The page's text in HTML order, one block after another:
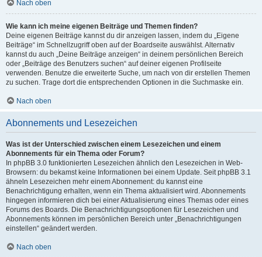
Nach oben
Wie kann ich meine eigenen Beiträge und Themen finden?
Deine eigenen Beiträge kannst du dir anzeigen lassen, indem du „Eigene
Beiträge“ im Schnellzugriff oben auf der Boardseite auswählst. Alternativ
kannst du auch „Deine Beiträge anzeigen“ in deinem persönlichen Bereich
oder „Beiträge des Benutzers suchen“ auf deiner eigenen Profilseite
verwenden. Benutze die erweiterte Suche, um nach von dir erstellen Themen
zu suchen. Trage dort die entsprechenden Optionen in die Suchmaske ein.
Nach oben
Abonnements und Lesezeichen
Was ist der Unterschied zwischen einem Lesezeichen und einem
Abonnements für ein Thema oder Forum?
In phpBB 3.0 funktionierten Lesezeichen ähnlich den Lesezeichen in Web-
Browsern: du bekamst keine Informationen bei einem Update. Seit phpBB 3.1
ähneln Lesezeichen mehr einem Abonnement: du kannst eine
Benachrichtigung erhalten, wenn ein Thema aktualisiert wird. Abonnements
hingegen informieren dich bei einer Aktualisierung eines Themas oder eines
Forums des Boards. Die Benachrichtigungsoptionen für Lesezeichen und
Abonnements können im persönlichen Bereich unter „Benachrichtigungen
einstellen“ geändert werden.
Nach oben